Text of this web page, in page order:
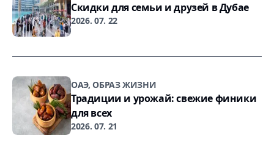
Скидки для семьи и друзей в Дубае
2026. 07. 22
ОАЭ, ОБРАЗ ЖИЗНИ
Традиции и урожай: свежие финики
для всех
2026. 07. 21